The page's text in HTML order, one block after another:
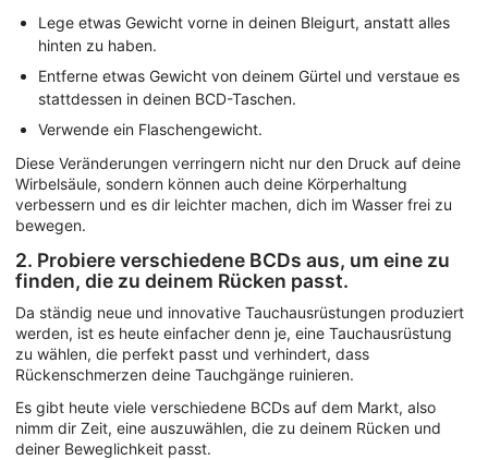
Lege etwas Gewicht vorne in deinen Bleigurt, anstatt alles
hinten zu haben.
Entferne etwas Gewicht von deinem Gürtel und verstaue es
stattdessen in deinen BCD-Taschen.
Verwende ein Flaschengewicht.
Diese Veränderungen verringern nicht nur den Druck auf deine
Wirbelsäule, sondern können auch deine Körperhaltung
verbessern und es dir leichter machen, dich im Wasser frei zu
bewegen.
2. Probiere verschiedene BCDs aus, um eine zu
finden, die zu deinem Rücken passt.
Da ständig neue und innovative Tauchausrüstungen produziert
werden, ist es heute einfacher denn je, eine Tauchausrüstung
zu wählen, die perfekt passt und verhindert, dass
Rückenschmerzen deine Tauchgänge ruinieren.
Es gibt heute viele verschiedene BCDs auf dem Markt, also
nimm dir Zeit, eine auszuwählen, die zu deinem Rücken und
deiner Beweglichkeit passt.